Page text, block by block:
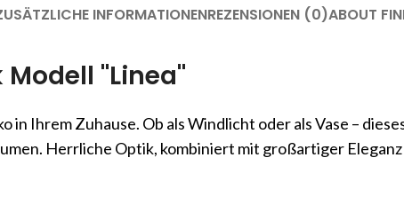
INFORMATIONENREZENSIONEN (0)ABOUT
"Linea"
Ihrem Zuhause. Ob als Windlicht oder als Vase –
Herrliche Optik, kombiniert mit großartiger